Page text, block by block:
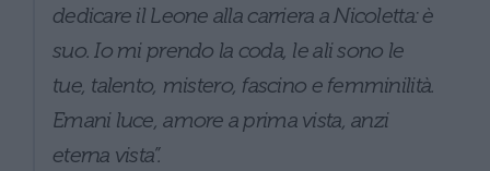
dedicare il Leone alla carriera a Nicoletta: è
suo. Io mi prendo la coda, le ali sono le
tue, talento, mistero, fascino e femminilità.
Emani luce, amore a prima vista, anzi
eterna vista”.